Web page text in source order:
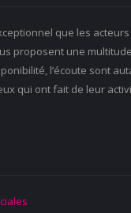
que les
proposent une
l’écoute sont
qui ont fait de leur